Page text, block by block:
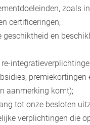
zoals
certificeringen;
geschiktheid en
premiekortingen
aanmerking komt);
tot onze besloten
verplichtingen die